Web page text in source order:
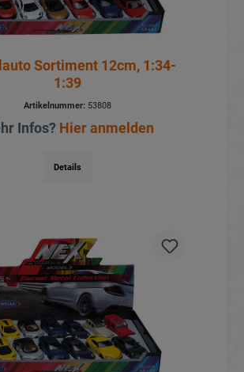
Sortiment 12cm, 1:34-
1:39
Artikelnummer:53808
Infos? Hier anmelden
Details